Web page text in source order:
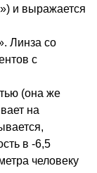
и выражается
Линза со
с
(она же
на
в -6,5
человеку